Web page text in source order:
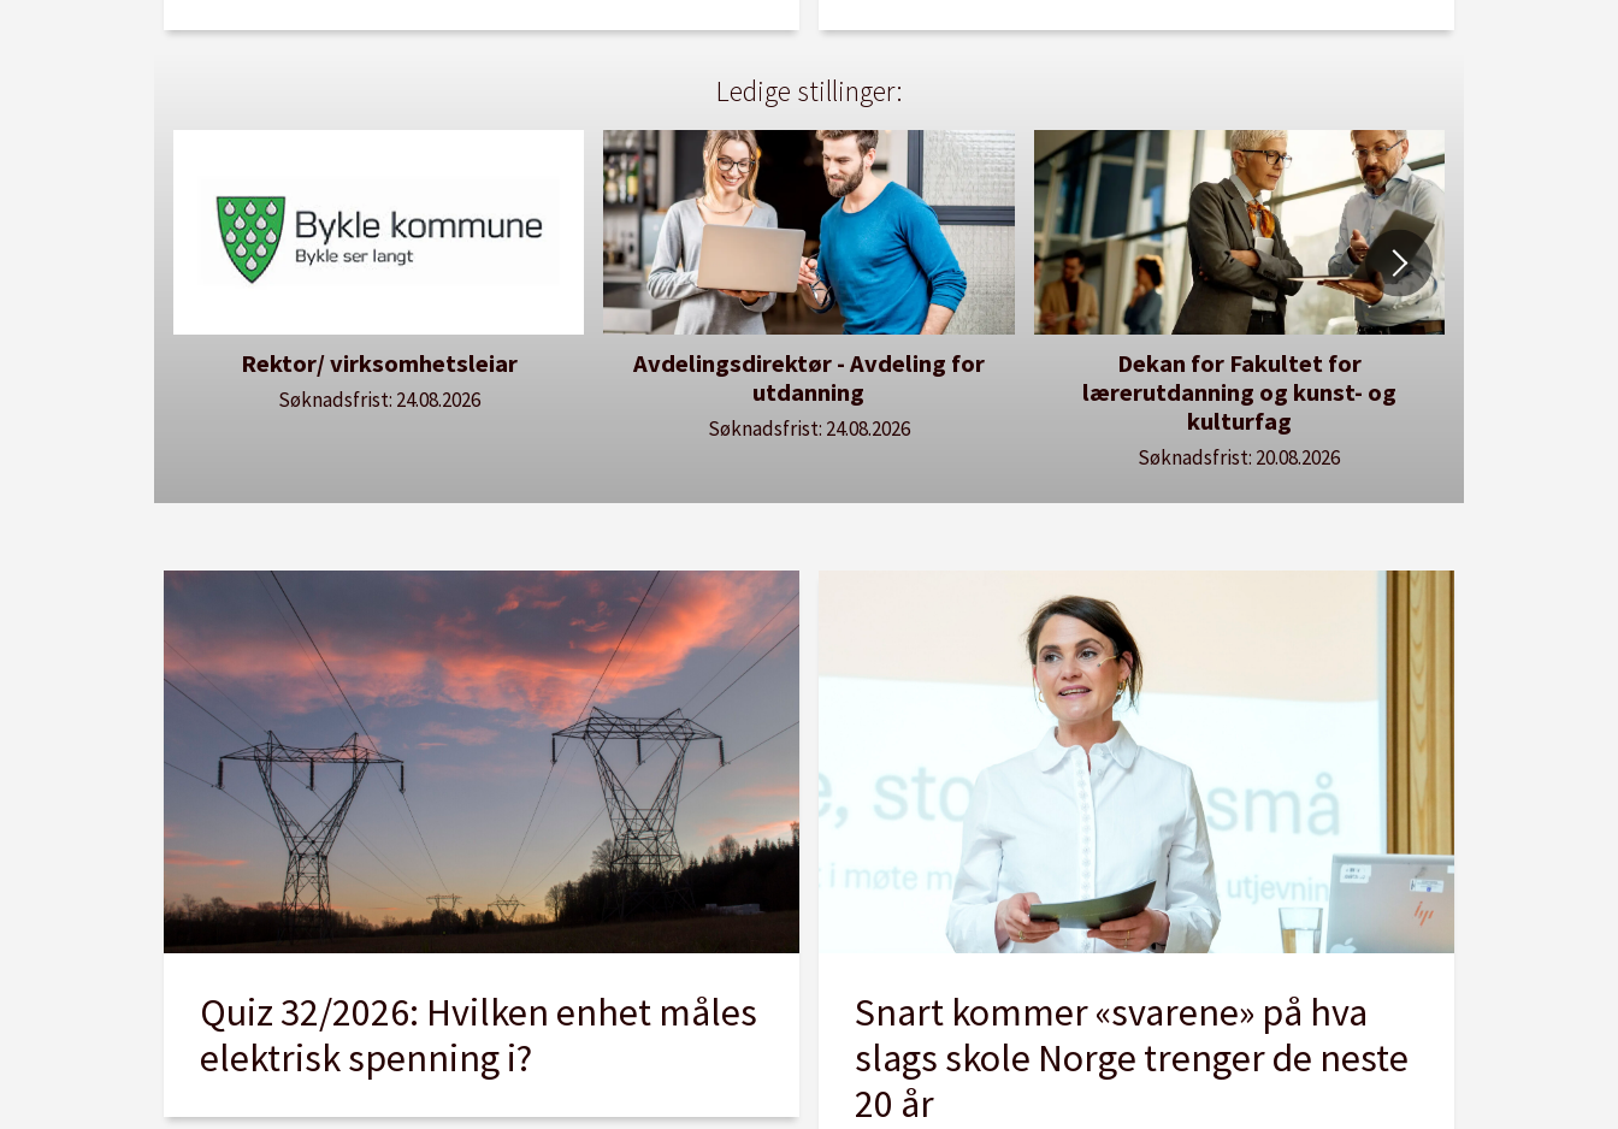
Ledige stillinger:
Rektor/ virksomhetsleiar
Søknadsfrist: 24.08.2026
Avdelingsdirektør - Avdeling for
utdanning
Søknadsfrist: 24.08.2026
Dekan for Fakultet for
lærerutdanning og kunst- og
kulturfag
Søknadsfrist: 20.08.2026
Quiz 32/2026: Hvilken enhet måles
elektrisk spenning i?
Snart kommer «svarene» på hva
slags skole Norge trenger de neste
20 år